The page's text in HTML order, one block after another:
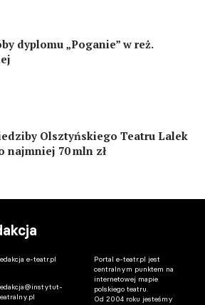
dyplomu „Poganie” w reż.
Olsztyńskiego Teatru Lalek
najmniej 70 mln zł
e-teatr.pl
Portal e-teatr.pl jest
centralnym punktem na
internetowej mapie
polskiego teatru.
Od 2004 roku jesteśmy